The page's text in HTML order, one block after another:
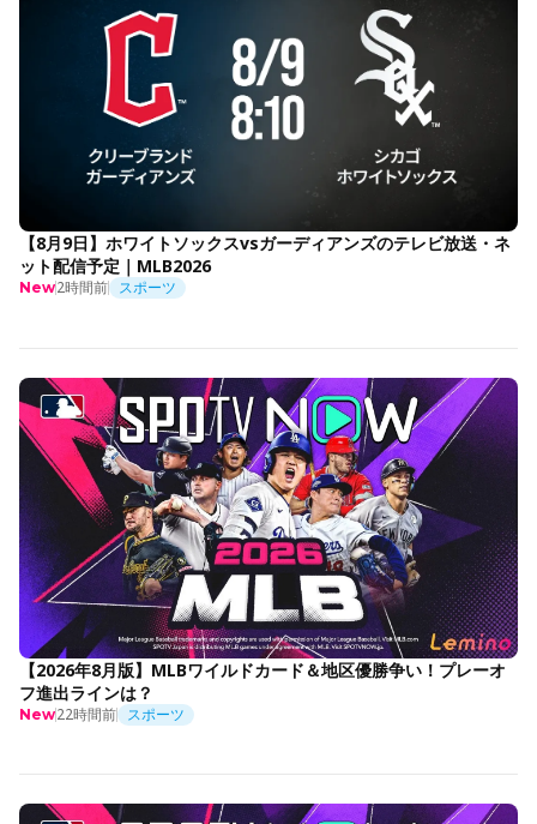
【8月9日】ホワイトソックスvsガーディアンズのテレビ放送・ネ
ット配信予定｜MLB2026
New2時間前 スポーツ
【2026年8月版】MLBワイルドカード＆地区優勝争い！プレーオ
フ進出ラインは？
New22時間前 スポーツ